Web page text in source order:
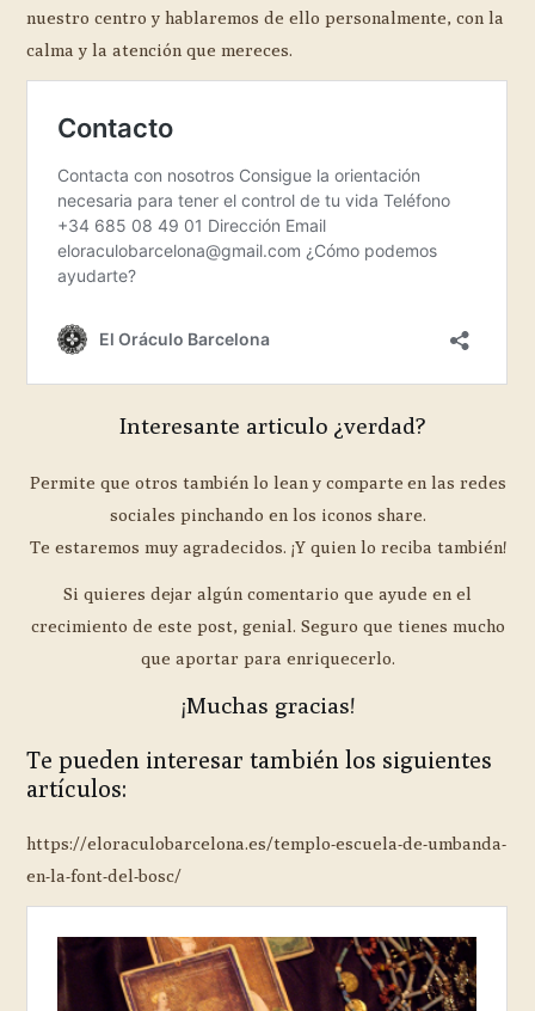
nuestro centro y hablaremos de ello personalmente, con la
calma y la atención que mereces.
Interesante articulo ¿verdad?
Permite que otros también lo lean y comparte en las redes
sociales pinchando en los iconos share.
Te estaremos muy agradecidos. ¡Y quien lo reciba también!
Si quieres dejar algún comentario que ayude en el
crecimiento de este post, genial. Seguro que tienes mucho
que aportar para enriquecerlo.
¡Muchas gracias!
Te pueden interesar también los siguientes
artículos:
https://eloraculobarcelona.es/templo-escuela-de-umbanda-
en-la-font-del-bosc/